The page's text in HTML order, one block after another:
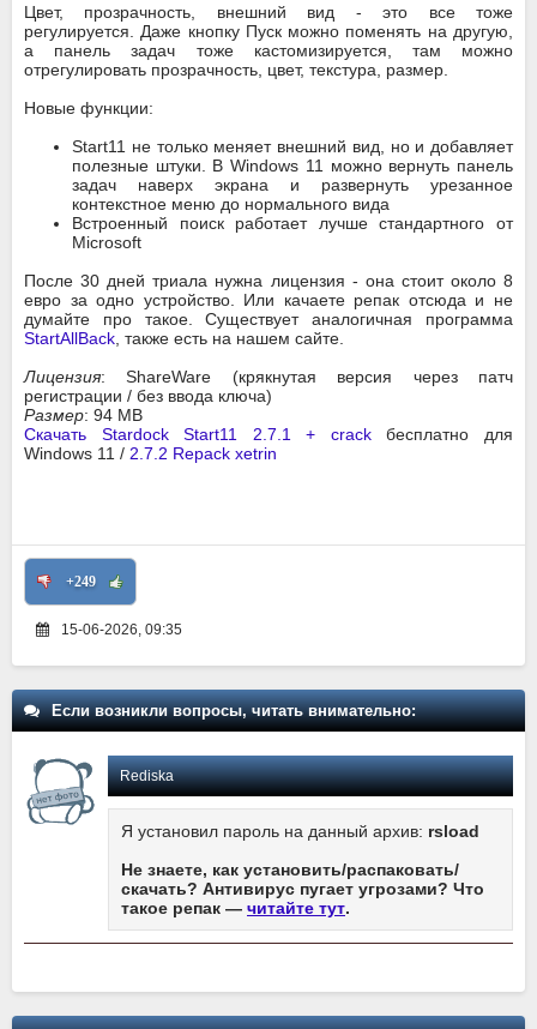
Цвет, прозрачность, внешний вид - это все тоже
регулируется. Даже кнопку Пуск можно поменять на другую,
а панель задач тоже кастомизируется, там можно
отрегулировать прозрачность, цвет, текстура, размер.
Новые функции:
Start11 не только меняет внешний вид, но и добавляет
полезные штуки. В Windows 11 можно вернуть панель
задач наверх экрана и развернуть урезанное
контекстное меню до нормального вида
Встроенный поиск работает лучше стандартного от
Microsoft
После 30 дней триала нужна лицензия - она стоит около 8
евро за одно устройство. Или качаете репак отсюда и не
думайте про такое. Существует аналогичная программа
StartAllBack , также есть на нашем сайте.
Лицензия: ShareWare (крякнутая версия через патч
регистрации / без ввода ключа)
Размер: 94 MB
Скачать Stardock Start11 2.7.1 + crackбесплатно для
Windows 11 / 2.7.2 Repack xetrin
+249
15-06-2026, 09:35
Если возникли вопросы, читать внимательно:
Rediska
Я установил пароль на данный архив: rsload
Не знаете, как установить/распаковать/
скачать? Антивирус пугает угрозами? Что
такое репак — читайте тут.